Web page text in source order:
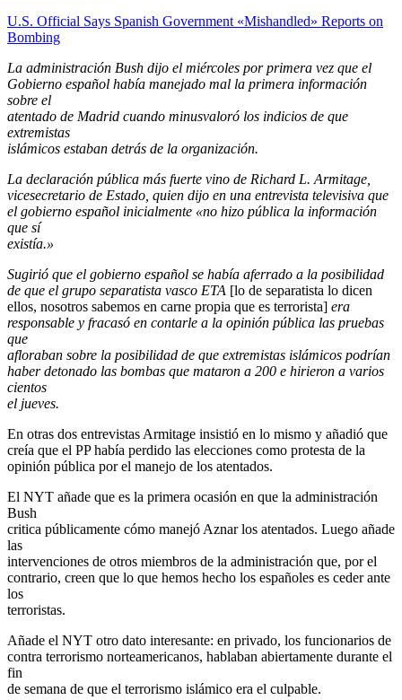
U.S. Official Says Spanish Government «Mishandled» Reports on
Bombing
La administración Bush dijo el miércoles por primera vez que el
Gobierno español había manejado mal la primera información
sobre el
atentado de Madrid cuando minusvaloró los indicios de que
extremistas
islámicos estaban detrás de la organización.
La declaración pública más fuerte vino de Richard L. Armitage,
vicesecretario de Estado, quien dijo en una entrevista televisiva que
el gobierno español inicialmente «no hizo pública la información
que sí
existía.»
Sugirió que el gobierno español se había aferrado a la posibilidad
de que el grupo separatista vasco ETA [lo de separatista lo dicen
ellos, nosotros sabemos en carne propia que es terrorista] era
responsable y fracasó en contarle a la opinión pública las pruebas
que
afloraban sobre la posibilidad de que extremistas islámicos podrían
haber detonado las bombas que mataron a 200 e hirieron a varios
cientos
el jueves.
En otras dos entrevistas Armitage insistió en lo mismo y añadió que
creía que el PP había perdido las elecciones como protesta de la
opinión pública por el manejo de los atentados.
El NYT añade que es la primera ocasión en que la administración
Bush
critica públicamente cómo manejó Aznar los atentados. Luego añade
las
intervenciones de otros miembros de la administración que, por el
contrario, creen que lo que hemos hecho los españoles es ceder ante
los
terroristas.
Añade el NYT otro dato interesante: en privado, los funcionarios de
contra terrorismo norteamericanos, hablaban abiertamente durante el
fin
de semana de que el terrorismo islámico era el culpable.